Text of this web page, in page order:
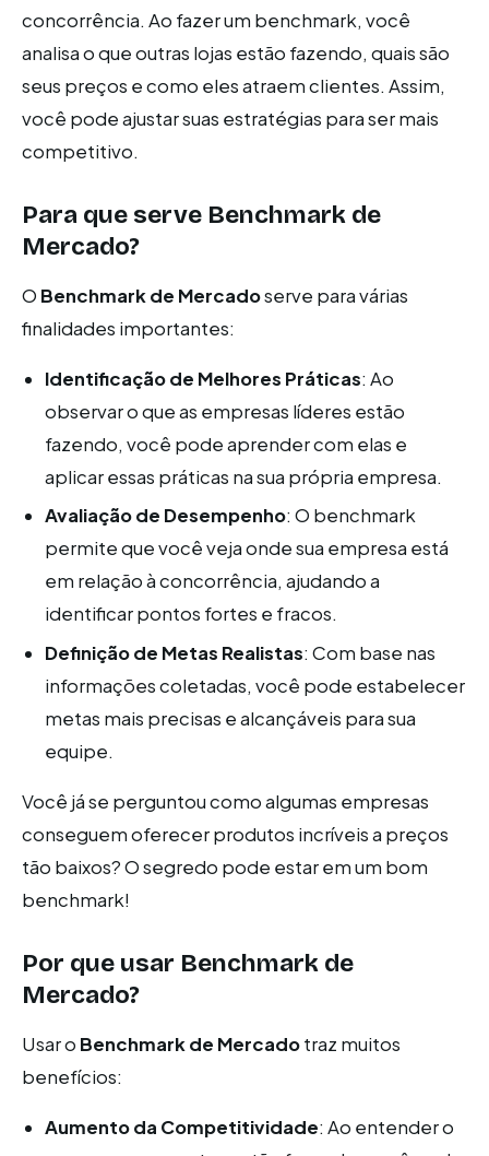
concorrência. Ao fazer um benchmark, você
analisa o que outras lojas estão fazendo, quais são
seus preços e como eles atraem clientes. Assim,
você pode ajustar suas estratégias para ser mais
competitivo.
Para que serve Benchmark de
Mercado?
O Benchmark de Mercadoserve para várias
finalidades importantes:
Identificação de Melhores Práticas: Ao
observar o que as empresas líderes estão
fazendo, você pode aprender com elas e
aplicar essas práticas na sua própria empresa.
Avaliação de Desempenho: O benchmark
permite que você veja onde sua empresa está
em relação à concorrência, ajudando a
identificar pontos fortes e fracos.
Definição de Metas Realistas: Com base nas
informações coletadas, você pode estabelecer
metas mais precisas e alcançáveis para sua
equipe.
Você já se perguntou como algumas empresas
conseguem oferecer produtos incríveis a preços
tão baixos? O segredo pode estar em um bom
benchmark!
Por que usar Benchmark de
Mercado?
Usar o Benchmark de Mercadotraz muitos
benefícios:
Aumento da Competitividade: Ao entender o